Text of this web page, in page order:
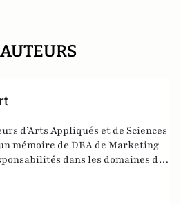
d’Arts Appliqués et de Sciences
mémoire de DEA de Marketing
dans les domaines des
et de l’audit opérationnel,
consultant international en